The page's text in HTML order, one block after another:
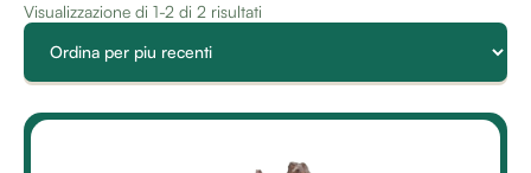
Visualizzazione di 1-2 di 2 risultati